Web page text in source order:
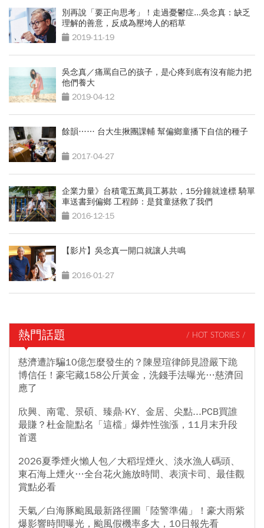
別再說「要正向思考」！走過憂鬱症...吳念真：缺乏
理解的善意，反成為壓垮人的稻草
2019-11-19
吳念真／痛罵自己的孩子，是心疼到底有沒有能力把
他們養大
2019-04-12
餘韻…… 台大生揪團課輔 幫偏鄉童播下自信的種子
2017-04-27
企業力量》台積電五萬員工募款，15分鐘就達標 騎單
車送書到偏鄉 工程師：是貧童拯救了我們
2016-12-15
【影片】吳念真一開口就讓人共鳴
2016-01-27
熱門話題 / HOT STORIES /
慈濟遭詐騙10億怎麼發生的？陳昱瑄律師見證嚴下跪
博信任！豪宅藏158公斤黃金，洗錢手法曝光…慈濟回
應了
欣興、南電、景碩、臻鼎-KY、金居、尖點...PCB買誰
最賺？杜金龍點名「這檔」爆炸性強漲，11月末升段
首選
2026夏季煙火懶人包／大稻埕煙火、淡水漁人碼頭、
東石海上煙火…全台花火施放時間、表演卡司、最佳觀
賞點必看
天氣／白海豚颱風最新路徑圖「陸警準備」！豪大雨紫
爆影響時間曝光，颱風假機率多大，10日報先看